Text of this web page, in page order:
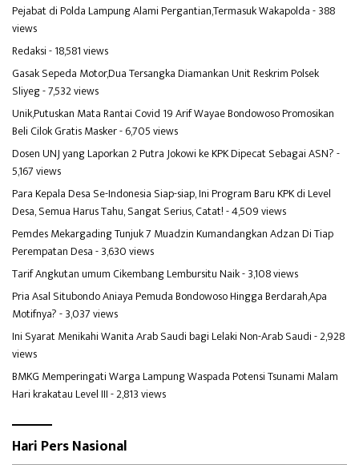
Pejabat di Polda Lampung Alami Pergantian,Termasuk Wakapolda- 388
views
Redaksi- 18,581 views
Gasak Sepeda Motor,Dua Tersangka Diamankan Unit Reskrim Polsek
Sliyeg- 7,532 views
Unik,Putuskan Mata Rantai Covid 19 Arif Wayae Bondowoso Promosikan
Beli Cilok Gratis Masker- 6,705 views
Dosen UNJ yang Laporkan 2 Putra Jokowi ke KPK Dipecat Sebagai ASN?-
5,167 views
Para Kepala Desa Se-Indonesia Siap-siap, Ini Program Baru KPK di Level
Desa, Semua Harus Tahu, Sangat Serius, Catat!- 4,509 views
Pemdes Mekargading Tunjuk 7 Muadzin Kumandangkan Adzan Di Tiap
Perempatan Desa- 3,630 views
Tarif Angkutan umum Cikembang Lembursitu Naik- 3,108 views
Pria Asal Situbondo Aniaya Pemuda Bondowoso Hingga Berdarah,Apa
Motifnya?- 3,037 views
Ini Syarat Menikahi Wanita Arab Saudi bagi Lelaki Non-Arab Saudi- 2,928
views
BMKG Memperingati Warga Lampung Waspada Potensi Tsunami Malam
Hari krakatau Level III- 2,813 views
Hari Pers Nasional